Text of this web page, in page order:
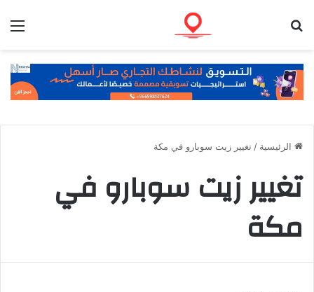
الرئيسية / تغيير زيت سوبارو في مكة
تغيير زيت سوبارو في
مكة